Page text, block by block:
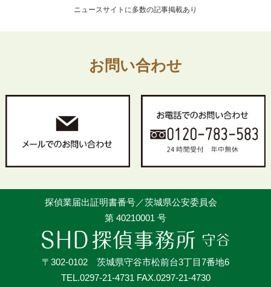
ニュースサイトに多数の記事掲載あり
お問い合わせ
探偵業届出証明書番号／茨城県公安委員会
第 40210001 号
〒302-0102 茨城県守谷市松前台3丁目7番地6
TEL.0297-21-4731 FAX.0297-21-4730